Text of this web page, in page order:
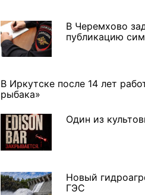
В Черемхово
публикацию
В Иркутске после 14 лет
рыбака»
Один из
Новый
ГЭС